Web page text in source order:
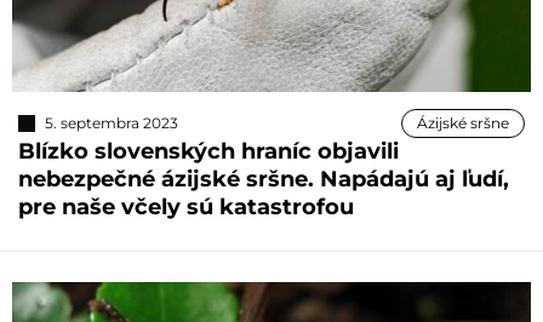
5. septembra 2023 Ázijské sršne
Blízko slovenských hraníc objavili
nebezpečné ázijské sršne. Napádajú aj ľudí,
pre naše včely sú katastrofou